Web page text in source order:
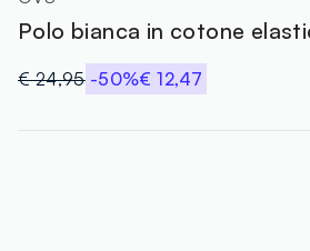
Polo bianca in cotone
€ 24,95 -50%€ 12,47